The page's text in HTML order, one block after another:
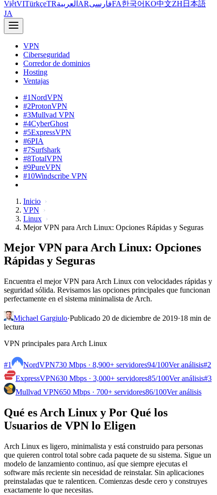
ViệtVITürkçeTRالعربية ARفارسیFA한국어KO中文ZH 日本語
JA
VPN
Ciberseguridad
Corredor de dominios
Hosting
Ventajas
#1NordVPN
#2ProtonVPN
#3Mullvad VPN
#4CyberGhost
#5ExpressVPN
#6PIA
#7Surfshark
#8TotalVPN
#9PureVPN
#10Windscribe VPN
Inicio
VPN
Linux
Mejor VPN para Arch Linux: Opciones Rápidas y Seguras
Mejor VPN para Arch Linux: Opciones
Rápidas y Seguras
Encuentra el mejor VPN para Arch Linux con velocidades rápidas y
seguridad sólida. Revisamos las opciones principales que funcionan
perfectamente en el sistema minimalista de Arch.
Michael Gargiulo·Publicado 20 de diciembre de 2019·18 min de
lectura
VPN principales para Arch Linux
#1 NordVPN730 Mbps · 8,900+ servidores94/100Ver análisis#2
ExpressVPN630 Mbps · 3,000+ servidores85/100Ver análisis#3
Mullvad VPN650 Mbps · 700+ servidores86/100Ver análisis
Qué es Arch Linux y Por Qué los
Usuarios de VPN lo Eligen
Arch Linux es ligero, minimalista y está construido para personas
que quieren control total sobre cada paquete de su sistema. Sigue un
modelo de lanzamiento continuo, así que siempre ejecutas el
software más reciente sin necesidad de reinstalar. Sin aplicaciones
preinstaladas que te ralenticen. Comienzas desde cero y construyes
exactamente lo que necesitas.